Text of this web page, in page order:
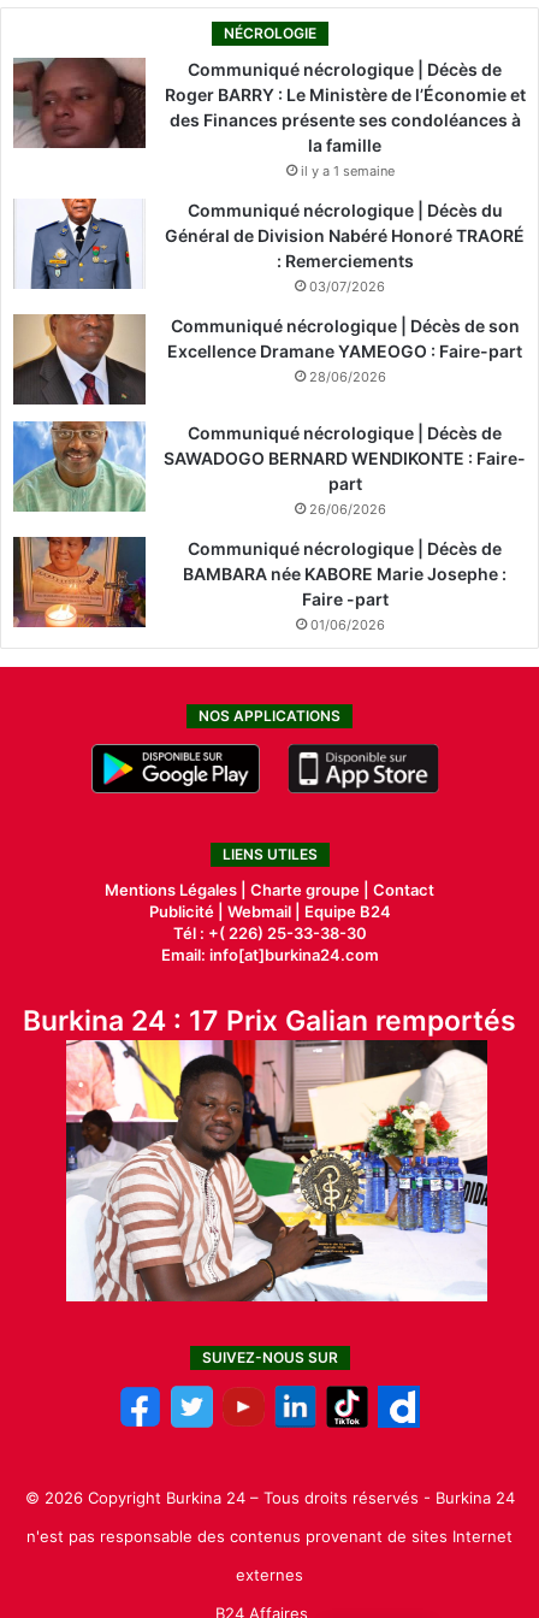
NÉCROLOGIE
Communiqué nécrologique | Décès de
Roger BARRY : Le Ministère de l’Économie et
des Finances présente ses condoléances à
la famille
il y a 1 semaine
Communiqué nécrologique | Décès du
Général de Division Nabéré Honoré TRAORÉ
: Remerciements
03/07/2026
Communiqué nécrologique | Décès de son
Excellence Dramane YAMEOGO : Faire-part
28/06/2026
Communiqué nécrologique | Décès de
SAWADOGO BERNARD WENDIKONTE : Faire-
part
26/06/2026
Communiqué nécrologique | Décès de
BAMBARA née KABORE Marie Josephe :
Faire -part
01/06/2026
NOS APPLICATIONS
LIENS UTILES
Mentions Légales | Charte groupe | Contact
Publicité| Webmail |
Equipe B24
Tél : +( 226) 25-33-38-30
Email: info[at]burkina24.com
Burkina 24 : 17 Prix Galian remportés
SUIVEZ-NOUS SUR
© 2026 Copyright Burkina 24 – Tous droits réservés - Burkina 24
n'est pas responsable des contenus provenant de sites Internet
externes
B24 Affaires